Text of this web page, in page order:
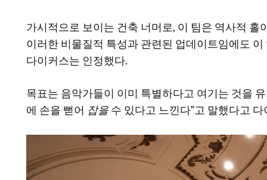
가시적으로 보이는 건축 너머로, 이 팀은 역사적
이러한 비물질적 특성과 관련된 업데이트임에도
다이커스는 인정했다.
목표는 음악가들이 이미 특별하다고 여기는 것을
에 손을 뻗어 잡을 수 있다고 느낀다”고 말했다고